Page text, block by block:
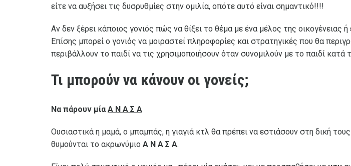
είτε να αυξήσει τις δυσρυθμίες στην ομιλία, οπότε αυτό είναι σημαντικό!!!!
Αν δεν ξέρει κάποιος γονιός πώς να θίξει το θέμα με ένα μέλος της
Επίσης μπορεί ο γονιός να μοιραστεί πληροφορίες και στρατηγικές που θα
περιβάλλουν το παιδί να τις χρησιμοποιήσουν όταν συνομιλούν με το παιδί κατά
Τι μπορούν να κάνουν οι γονείς;
Να πάρουν μίαΑ Ν Α Σ Α
Ουσιαστικά η μαμά, ο μπαμπάς, η γιαγιά κτλ θα πρέπει να εστιάσουν στη δική
θυμούνται το ακρωνύμιο Α Ν Α Σ Α.